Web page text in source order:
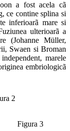
a fost acela cã
ce contine splina si
inferioarã mare si
ulterioarã a
(Johanne Müller,
Swaen si Broman
marele
embriologicã
2
Figura 3